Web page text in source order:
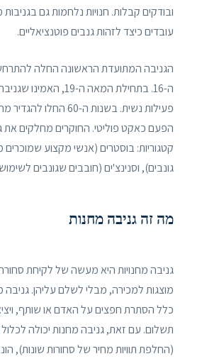
ובודקים קבלות. חנויות נלחמות גם
עובדים כיצד לזהות גנבים פוטנציאליים.
הגניבה המתועדת הראשונה החלה
ה-16. בתחילת המאה ה-19,
פעילות נשית. בשנות ה-60
הפעם כאקט פוליטי. החוקרים מחלקים את
קטגוריות: בוסטרים (אנשי מקצוע
גונבים), וסנינצ'ים (חובבים שגונבים
מה זה גניבה מחנות
גניבה מחנויות היא מעשה של לקיחת
מוצגות למכירה, מבלי לשלם עליהן. גניבה
כלל הסתרת חפצים על האדם או שותף,
תשלום. עם זאת, גניבה מחנות יכולה
(החלפת תוויות מחיר של סחורות שונות),